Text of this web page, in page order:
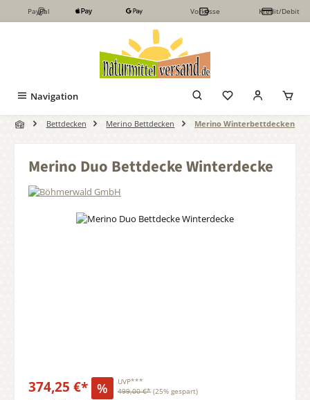
Zum Hauptinhalt springen
PayPal Vorkasse Kredit/Debit
Navigation
Bettdecken Merino Bettdecken Merino Winterbettdecken
Merino Duo Bettdecke Winterdecke
Bildergalerie überspringen
374,25 €* %
UVP***
499,00 €* (25% gespart)